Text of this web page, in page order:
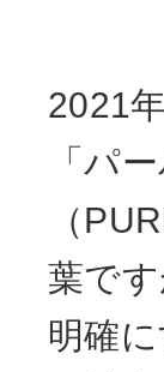
2021
「パ
（
葉で
明確